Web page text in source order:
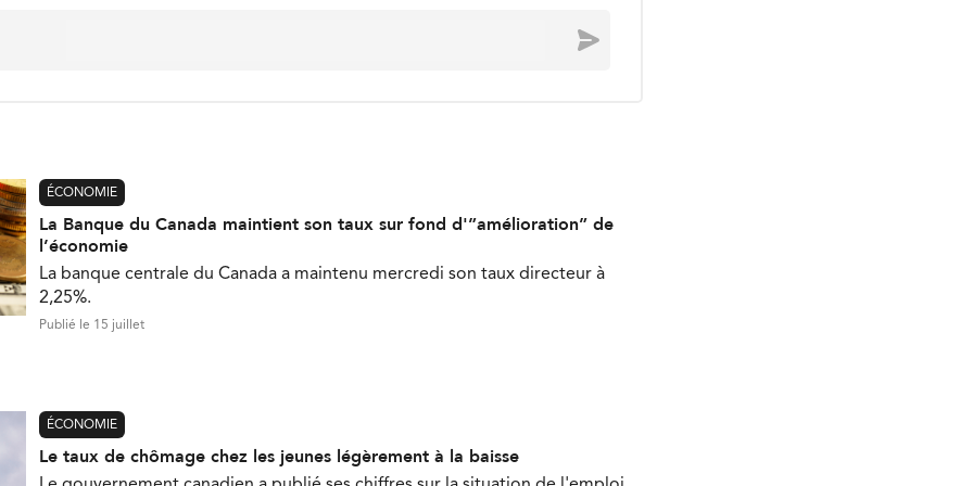
Envoyer
ÉCONOMIE
La Banque du Canada maintient son taux sur fond d'”amélioration” de
l’économie
La banque centrale du Canada a maintenu mercredi son taux directeur à
2,25%.
Publié le 15 juillet
ÉCONOMIE
Le taux de chômage chez les jeunes légèrement à la baisse